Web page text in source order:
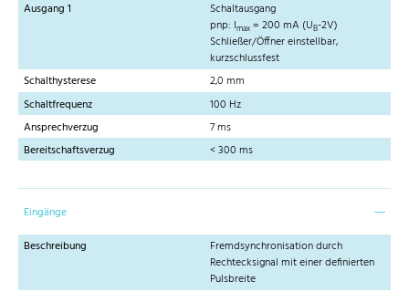
Ausgang 1
Schaltausgang
pnp: Imax = 200 mA (UB-2V)
Schließer/Öffner einstellbar,
kurzschlussfest
Schalthysterese
2,0 mm
Schaltfrequenz
100 Hz
Ansprechverzug
7 ms
Bereitschaftsverzug
< 300 ms
Eingänge
Beschreibung
Fremdsynchronisation durch
Rechtecksignal mit einer definierten
Pulsbreite